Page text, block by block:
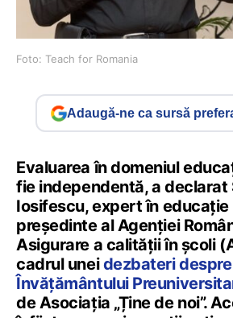
Foto: Teach for Romania
Adaugă-ne ca sursă
Evaluarea în domeniul
fie independentă, a declarat
Iosifescu, expert în
președinte al Agenției
Asigurare a calității în școli
cadrul uneidezbateri
Învățământului
de Asociația „Ține de noi”.